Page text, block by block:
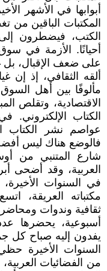
أبوابها في الأشهر
المكتبات الباقين من
الكتب، فيضطرون
أحيانًا. الأزمة في
على ضعف الإقبال، بل
ألقه الثقافي، إذ إن
مألوفًا بين أهل
الاقتصادية، وتقلص
الكتاب
عواصم نشر الكتاب
فالوضع هناك ليس
شارع المتنبي من
العربية، وقد أضحى
في السنوات الأخيرة،
مكتباته العريقة،
ثقافية وندوات
أسبوعية، يحضرها
يفدون إليه صباح كل
السنوات الأخيرة
من الفضائيات